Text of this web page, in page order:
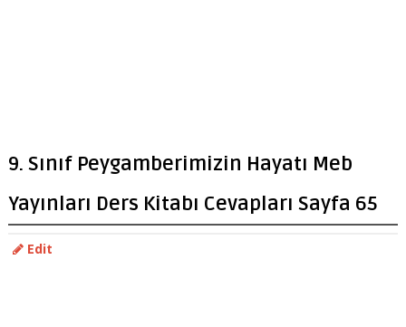
9. Sınıf Peygamberimizin Hayatı Meb
Yayınları Ders Kitabı Cevapları Sayfa 65
Edit